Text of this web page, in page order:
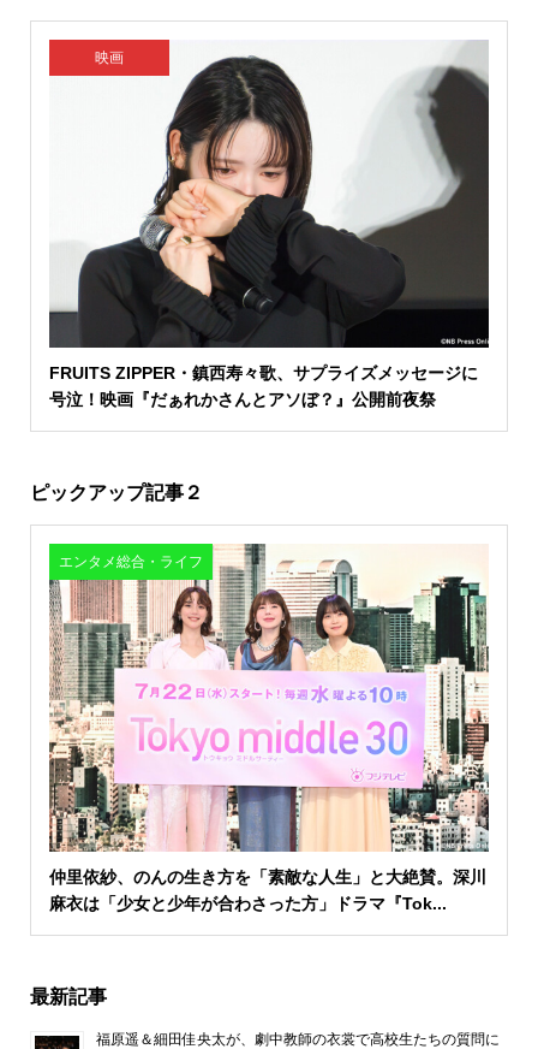
映画
FRUITS ZIPPER・鎮西寿々歌、サプライズメッセージに
号泣！映画『だぁれかさんとアソぼ？』公開前夜祭
ピックアップ記事２
エンタメ総合・ライフ
仲里依紗、のんの生き方を「素敵な人生」と大絶賛。深川
麻衣は「少女と少年が合わさった方」ドラマ『Tok...
最新記事
福原遥＆細田佳央太が、劇中教師の衣裳で高校生たちの質問に